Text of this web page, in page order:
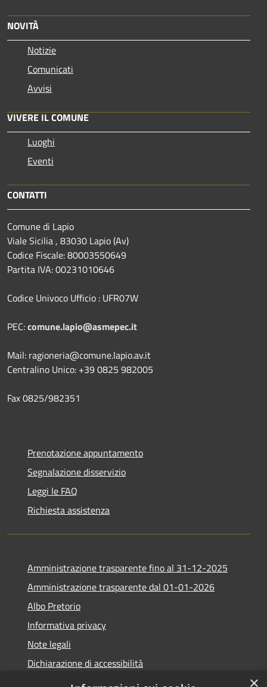
NOVITÀ
Notizie
Comunicati
Avvisi
VIVERE IL COMUNE
Luoghi
Eventi
CONTATTI
Comune di Lapio
Viale Sicilia , 83030 Lapio (Av)
Codice Fiscale: 80003550649
Partita IVA: 00231010646
Codice Univoco Ufficio : UFR07W
PEC:comune.lapio@asmepec.it
Mail: ragioneria@comune.lapio.av.it
Centralino Unico: +39 0825 982005
Fax 0825/982351
Prenotazione appuntamento
Segnalazione disservizio
Leggi le FAQ
Richiesta assistenza
Amministrazione trasparente fino al 31-12-2025
Amministrazione trasparente dal 01-01-2026
Albo Pretorio
Informativa privacy
Note legali
Dichiarazione di accessibilità
×